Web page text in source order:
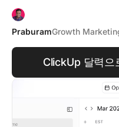
PraburamGrowth
ClickUp 달력으